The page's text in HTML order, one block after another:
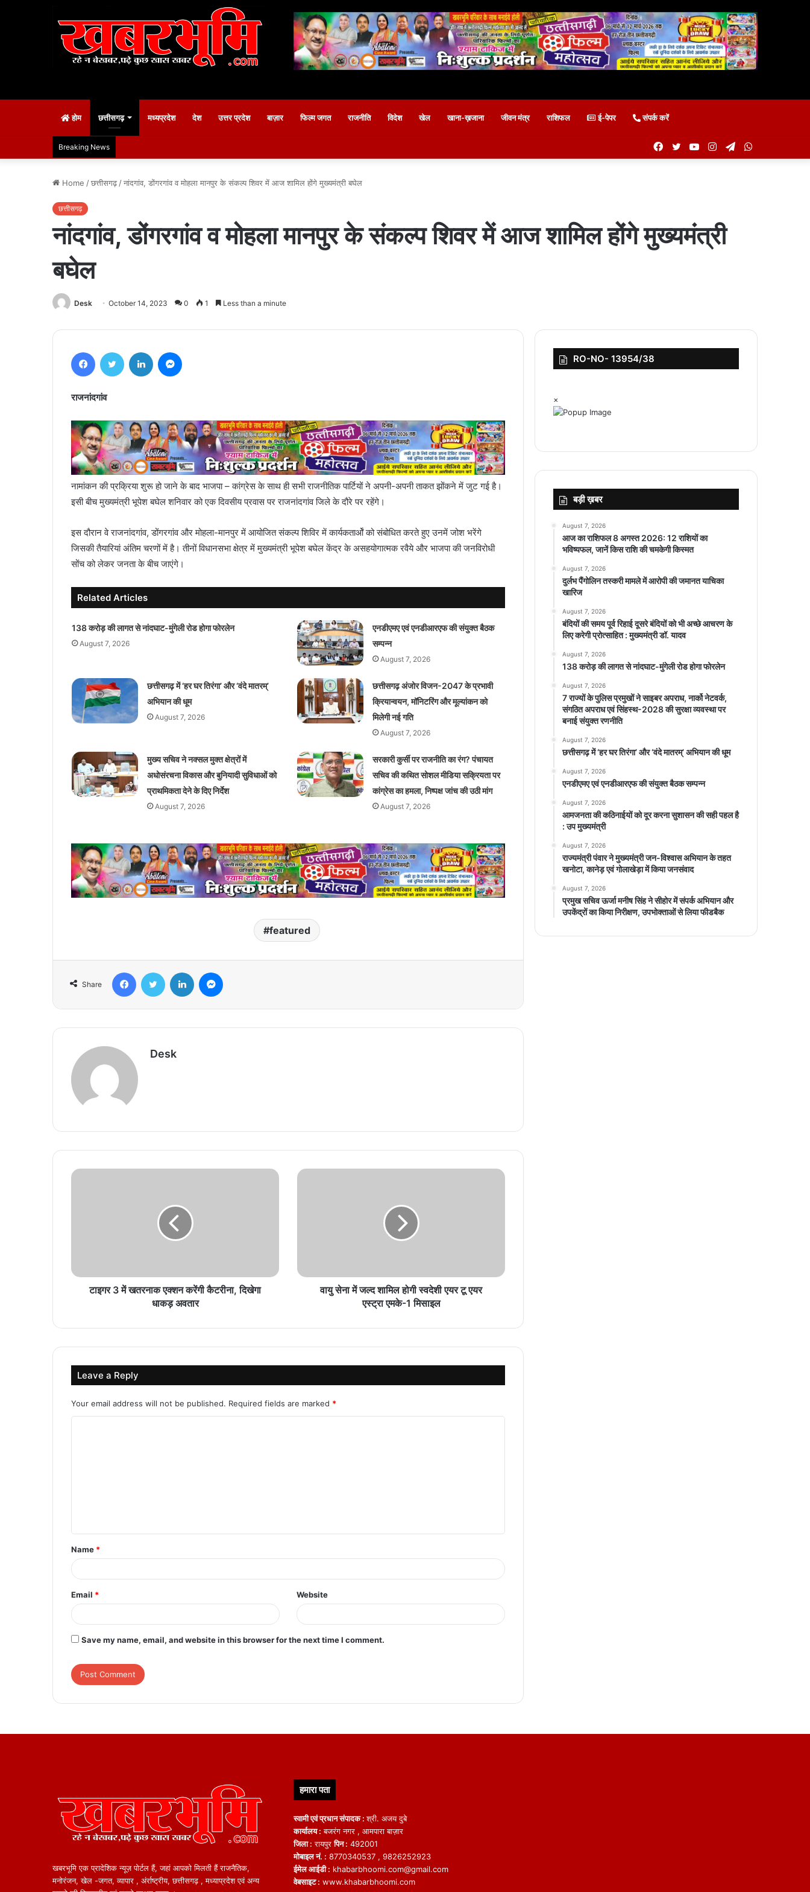
होम छत्तीसगढ़ मध्यप्रदेश देश उत्तर प्रदेश बाज़ार फिल्म जगत राजनीति विदेश खेल खाना-ख़जाना जीवन मंत्र राशिफल ई-पेपर संपर्क करें
Breaking News Telegram
Instagram
YouTube
Twitter
Facebook
Home /छत्तीसगढ़ /नांदगांव, डोंगरगांव व मोहला मानपुर के संकल्प शिवर में आज शामिल होंगे मुख्यमंत्री बघेल
छत्तीसगढ़
नांदगांव, डोंगरगांव व मोहला मानपुर के संकल्प शिवर में आज शामिल होंगे मुख्यमंत्री
बघेल
Desk October 14, 2023 0 1 Less than a minute
राजनांदगांव
नामांकन की प्रक्रिया शुरू हो जाने के बाद भाजपा – कांग्रेस के साथ ही सभी राजनीतिक पार्टियों ने अपनी-अपनी ताकत झोंकने में जुट गई है।
इसी बीच मुख्यमंत्री भूपेश बघेल शनिवार को एक दिवसीय प्रवास पर राजनांदगांव जिले के दौरे पर रहेंगे।
इस दौरान वे राजनांदगांव, डोंगरगांव और मोहला-मानपुर में आयोजित संकल्प शिविर में कार्यकतार्ओं को संबोधित करते हुए उनमें जोश भरेंगे
जिसकी तैयारियां अंतिम चरणों में है। तीनों विधानसभा क्षेत्र में मुख्यमंत्री भूपेश बघेल केंद्र के असहयोगात्मक रवैये और भाजपा की जनविरोधी
सोंच को लेकर जनता के बीच जाएंगे।
Related Articles
138 करोड़ की लागत से नांदघाट-मुंगेली रोड होगा फोरलेन
August 7, 2026
एनडीएमए एवं एनडीआरएफ की संयुक्त बैठक
सम्पन्न
August 7, 2026
छत्तीसगढ़ में ‘हर घर तिरंगा’ और ‘वंदे मातरम्’
अभियान की धूम
August 7, 2026
छत्तीसगढ़ अंजोर विजन-2047 के प्रभावी
क्रियान्वयन, मॉनिटरिंग और मूल्यांकन को
मिलेगी नई गति
August 7, 2026
मुख्य सचिव ने नक्सल मुक्त क्षेत्रों में
अधोसंरचना विकास और बुनियादी सुविधाओं को
प्राथमिकता देने के दिए निर्देश
August 7, 2026
सरकारी कुर्सी पर राजनीति का रंग? पंचायत
सचिव की कथित सोशल मीडिया सक्रियता पर
कांग्रेस का हमला, निष्पक्ष जांच की उठी मांग
August 7, 2026
featured
Share
Desk
टाइगर 3 में खतरनाक एक्शन करेंगी कैटरीना, दिखेगा
धाकड़ अवतार
वायु सेना में जल्द शामिल होगी स्वदेशी एयर टू एयर
एस्ट्रा एमके-1 मिसाइल
Leave a Reply
Your email address will not be published. Required fields are marked *
t
*
Name *
Email * Website
Save my name, email, and website in this browser for the next time I comment.
RO-NO- 13954/38
×
बड़ी ख़बर
August 7, 2026
आज का राशिफल 8 अगस्त 2026: 12 राशियों का
भविष्यफल, जानें किस राशि की चमकेगी किस्मत
August 7, 2026
दुर्लभ पैंगोलिन तस्करी मामले में आरोपी की जमानत याचिका
खारिज
August 7, 2026
बंदियों की समय पूर्व रिहाई दूसरे बंदियों को भी अच्छे आचरण के
लिए करेगी प्रोत्साहित : मुख्यमंत्री डॉ. यादव
August 7, 2026
138 करोड़ की लागत से नांदघाट-मुंगेली रोड होगा फोरलेन
August 7, 2026
7 राज्यों के पुलिस प्रमुखों ने साइबर अपराध, नार्को नेटवर्क,
संगठित अपराध एवं सिंहस्थ-2028 की सुरक्षा व्यवस्था पर
बनाई संयुक्त रणनीति
August 7, 2026
छत्तीसगढ़ में ‘हर घर तिरंगा’ और ‘वंदे मातरम्’ अभियान की धूम
August 7, 2026
एनडीएमए एवं एनडीआरएफ की संयुक्त बैठक सम्पन्न
August 7, 2026
आमजनता की कठिनाईयों को दूर करना सुशासन की सही पहल है
: उप मुख्यमंत्री
August 7, 2026
राज्यमंत्री पंवार ने मुख्यमंत्री जन-विश्वास अभियान के तहत
खनोटा, कानेड़ एवं गोलाखेड़ा में किया जनसंवाद
August 7, 2026
प्रमुख सचिव ऊर्जा मनीष सिंह ने सीहोर में संपर्क अभियान और
उपकेंद्रों का किया निरीक्षण, उपभोक्ताओं से लिया फीडबैक
खबरभूमि एक प्रादेशिक न्यूज़ पोर्टल हैं, जहां आपको मिलती हैं राजनैतिक,
मनोरंजन, खेल -जगत, व्यापार , अंर्राष्ट्रीय, छत्तीसगढ़ , मध्याप्रदेश एवं अन्य
हमारा पता
स्वामी एवं प्रधान संपादक :श्री. अजय दुबे
कार्यालय : बजरंग नगर , आमपारा बाज़ार
जिला : रायपुरपिन : 492001
मोबाइल नं. : 8770340537 , 9826252923
ईमेल आईडी : khabarbhoomi.com@gmail.com
वेबसाइट : www.khabarbhoomi.com